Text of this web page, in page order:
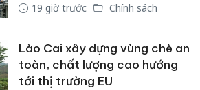
19 giờ trước Chính sách
Lào Cai xây dựng vùng chè an
toàn, chất lượng cao hướng
tới thị trường EU